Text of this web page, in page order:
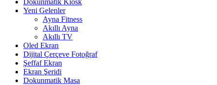
Yeni Gelenler
Ayna Fitness
Akıllı Ayna
Akıllı TV
Oled Ekran
Dijital Çerçeve Fotoğraf
Şeffaf Ekran
Ekran Şeridi
Dokunmatik Masa